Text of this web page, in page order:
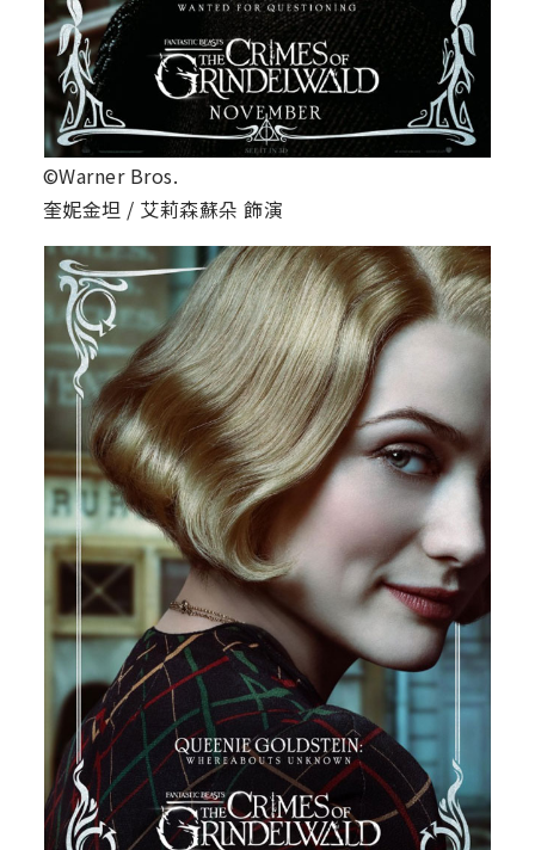
©Warner Bros.
奎妮金坦 / 艾莉森蘇朵 飾演